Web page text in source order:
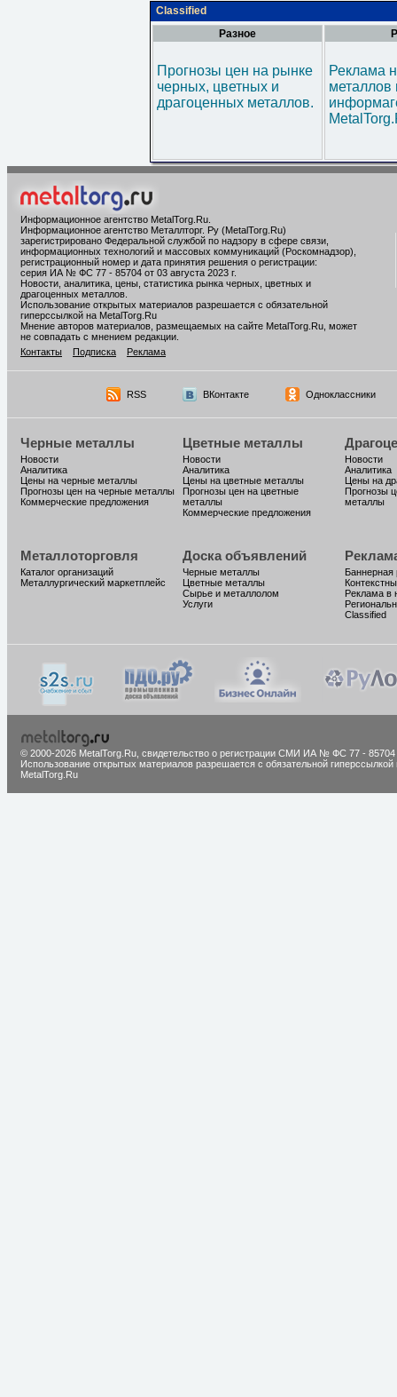
Classified
Разное
Прогнозы цен на рынке
черных, цветных и
драгоценных металлов.
Реклама
металлов
Информационное агентство MetalTorg.Ru
Информационное агентство Металлторг. Ру (MetalTorg.Ru)
зарегистрировано Федеральной службой по надзору в сфере связи,
информационных технологий и массовых коммуникаций (Роскомнадзор),
регистрационный номер и дата принятия решения о регистрации:
серия ИА № ФС 77 - 85704 от 03 августа 2023 г.
Новости, аналитика, цены, статистика рынка черных, цветных и
драгоценных металлов.
Использование открытых материалов разрешается с обязательной
гиперссылкой на MetalTorg.Ru
Мнение авторов материалов, размещаемых на сайте MetalTorg.Ru, может
не совпадать с мнением редакции.
Контакты
Подписка Реклама
RSS ВКонтакте Одноклассники
Черные металлы
Новости
Аналитика
Цены на черные металлы
Прогнозы цен на черные металлы
Коммерческие предложения
Цветные металлы
Новости
Аналитика
Цены на цветные металлы
Прогнозы цен на цветные
металлы
Коммерческие предложения
Новости
Аналитика
Цены на
Прогнозы
металлы
Металлоторговля
Каталог организаций
Металлургический маркетплейс
Доска объявлений
Черные металлы
Цветные металлы
Сырье и металлолом
Услуги
Баннерная
Реклама в
Classified
© 2000-2026 MetalTorg.Ru, cвидетельство о регистрации СМИ ИА № ФС 77 - 85704
Использование открытых материалов разрешается с обязательной гиперссылкой
MetalTorg.Ru